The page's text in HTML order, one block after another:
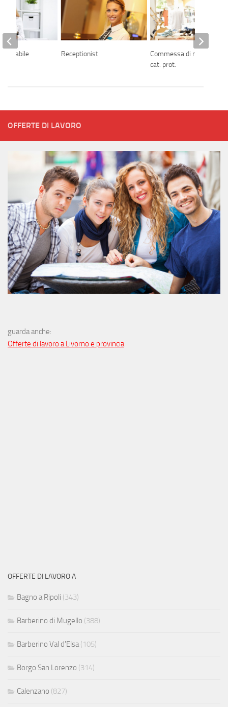
Receptionist
Commessa di negozio –
cat. prot.
contabile
OFFERTE DI LAVORO
guarda anche:
Offerte di lavoro a Livorno e provincia
OFFERTE DI LAVORO A
Bagno a Ripoli (343)
Barberino di Mugello (388)
Barberino Val d'Elsa(105)
Borgo San Lorenzo (314)
Calenzano (827)